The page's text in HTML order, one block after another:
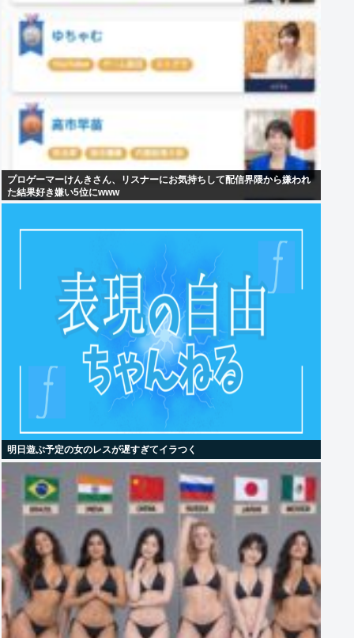
プロゲーマーけんきさん、リスナーにお気持ちして配信界隈から嫌われ
た結果好き嫌い5位にwww
明日遊ぶ予定の女のレスが遅すぎてイラつく